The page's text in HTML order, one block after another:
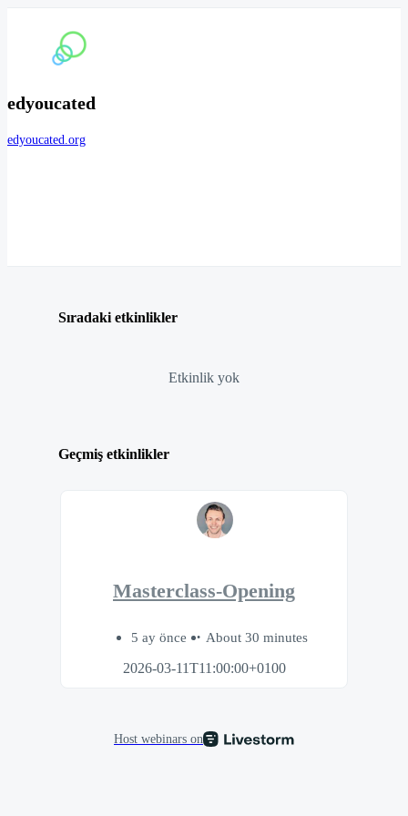
edyoucated
edyoucated.org
Sıradaki etkinlikler
Etkinlik yok
Geçmiş etkinlikler
Masterclass-Opening
5 ay önce
About 30 minutes
2026-03-11T11:00:00+0100
Host webinars on